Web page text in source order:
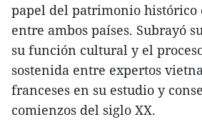
papel del patrimonio histórico
entre ambos países. Subrayó
su función cultural y el
sostenida entre expertos
franceses en su estudio y
comienzos del siglo XX.